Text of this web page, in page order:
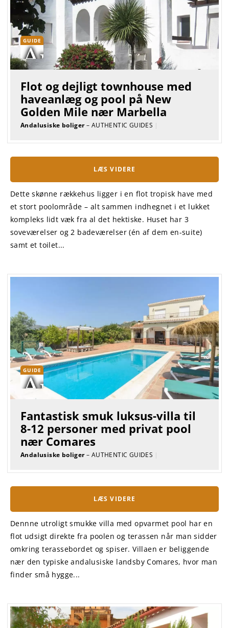
GUIDE
Flot og dejligt townhouse med
haveanlæg og pool på New
Golden Mile nær Marbella
Andalusiske boliger– AUTHENTIC GUIDES |
LÆS VIDERE
Dette skønne rækkehus ligger i en flot tropisk have med
et stort poolområde – alt sammen indhegnet i et lukket
kompleks lidt væk fra al det hektiske. Huset har 3
soveværelser og 2 badeværelser (én af dem en-suite)
samt et toilet...
GUIDE
Fantastisk smuk luksus-villa til
8-12 personer med privat pool
nær Comares
Andalusiske boliger– AUTHENTIC GUIDES |
LÆS VIDERE
Dennne utroligt smukke villa med opvarmet pool har en
flot udsigt direkte fra poolen og terassen når man sidder
omkring terassebordet og spiser. Villaen er beliggende
nær den typiske andalusiske landsby Comares, hvor man
finder små hygge...